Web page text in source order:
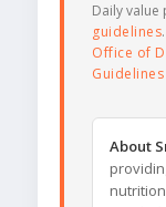
Daily value
guidelines
Office of
About